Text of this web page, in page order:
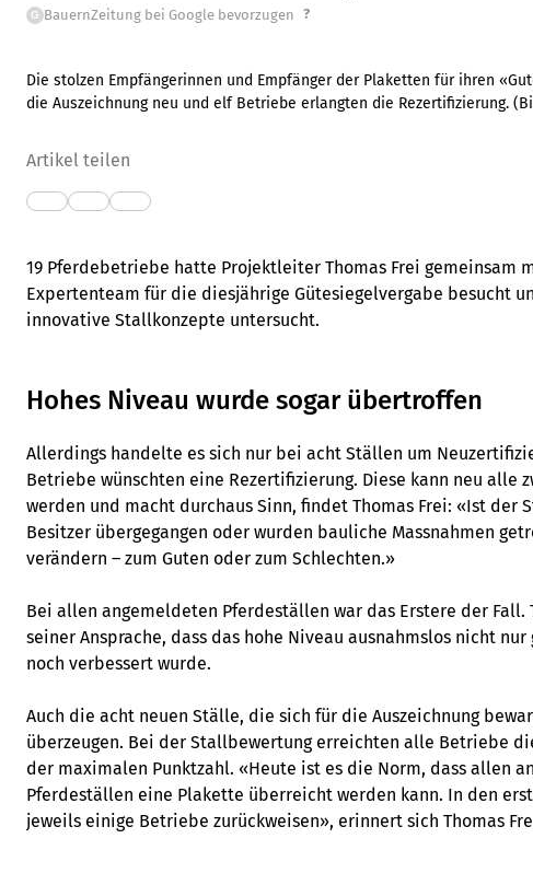
G BauernZeitung bei Google bevorzugen ?
Die stolzen Empfängerinnen und Empfänger der Plaketten für ihren
die Auszeichnung neu und elf Betriebe erlangten die Rezertifizierung.
Artikel teilen
19 Pferdebetriebe hatte Projektleiter Thomas Frei gemeinsam
Expertenteam für die diesjährige Gütesiegelvergabe besucht
innovative Stallkonzepte untersucht.
Hohes Niveau wurde sogar übertroffen
Allerdings handelte es sich nur bei acht Ställen um
Betriebe wünschten eine Rezertifizierung. Diese kann neu alle
werden und macht durchaus Sinn, findet Thomas Frei: «Ist der
Besitzer übergegangen oder wurden bauliche Massnahmen
verändern – zum Guten oder zum Schlechten.»
Bei allen angemeldeten Pferdeställen war das Erstere der Fall.
seiner Ansprache, dass das hohe Niveau ausnahmslos nicht
noch verbessert wurde.
Auch die acht neuen Ställe, die sich für die Auszeichnung
überzeugen. Bei der Stallbewertung erreichten alle Betriebe
der maximalen Punktzahl. «Heute ist es die Norm, dass allen
Pferdeställen eine Plakette überreicht werden kann. In den
jeweils einige Betriebe zurückweisen», erinnert sich Thomas